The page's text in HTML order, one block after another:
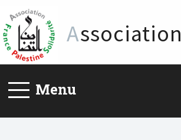
Association
Menu